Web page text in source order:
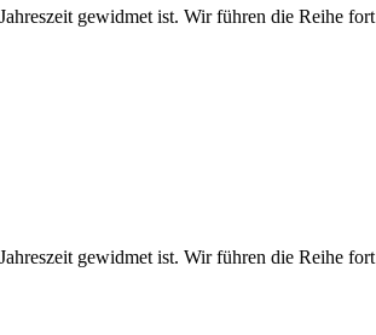
gewidmet ist. Wir führen die Reihe
gewidmet ist. Wir führen die Reihe